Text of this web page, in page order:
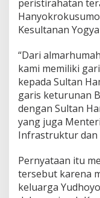
peristirahatan
Kesultanan
“Dari
kami memiliki
kepada Sultan
garis keturunan
dengan Sultan
yang juga
Infrastruktur dan
Pernyataan itu
tersebut karena
keluarga